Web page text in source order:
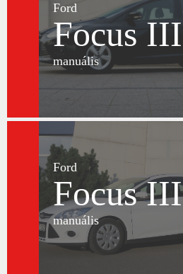
Ford
Focus III
manuális
Ford
Focus III
manuális